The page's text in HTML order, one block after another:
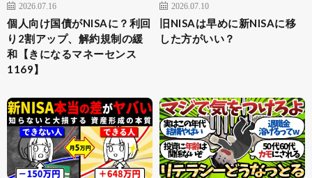
2026.07.16
個人向け国債がNISAに？利回
り2割アップ、解約規制の緩
和【きになるマネーセンス
1169】
2026.07.10
旧NISAは早めに新NISAに移
した方がいい？